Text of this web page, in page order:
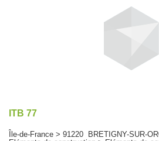
ITB 77
Île-de-France > 91220 BRETIGNY-SUR-